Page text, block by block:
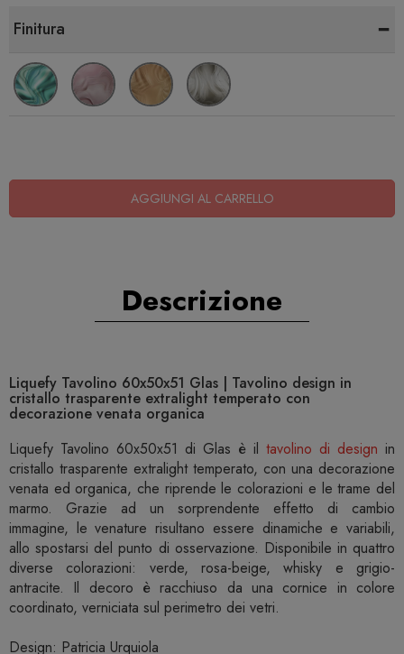
Finitura -
AGGIUNGI AL CARRELLO
Descrizione
Liquefy Tavolino 60x50x51 Glas | Tavolino design in
cristallo trasparente extralight temperato con
decorazione venata organica
Liquefy Tavolino 60x50x51 di Glas è il tavolino di design in
cristallo trasparente extralight temperato, con una decorazione
venata ed organica, che riprende le colorazioni e le trame del
marmo. Grazie ad un sorprendente effetto di cambio
immagine, le venature risultano essere dinamiche e variabili,
allo spostarsi del punto di osservazione. Disponibile in quattro
diverse colorazioni: verde, rosa-beige, whisky e grigio-
antracite. Il decoro è racchiuso da una cornice in colore
coordinato, verniciata sul perimetro dei vetri.
Design: Patricia Urquiola